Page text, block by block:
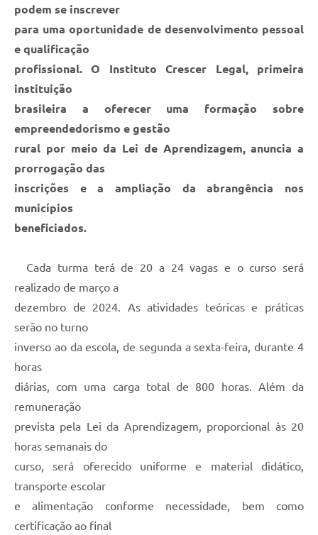
podem se inscrever
para uma oportunidade de desenvolvimento pessoal
e qualificação
profissional. O Instituto Crescer Legal, primeira
instituição
brasileira a oferecer uma formação sobre
empreendedorismo e gestão
rural por meio da Lei de Aprendizagem, anuncia a
prorrogação das
inscrições e a ampliação da abrangência nos
municípios
beneficiados.
Cada turma terá de 20 a 24 vagas e o curso será
realizado de março a
dezembro de 2024. As atividades teóricas e práticas
serão no turno
inverso ao da escola, de segunda a sexta-feira, durante 4
horas
diárias, com uma carga total de 800 horas. Além da
remuneração
prevista pela Lei da Aprendizagem, proporcional às 20
horas semanais do
curso, será oferecido uniforme e material didático,
transporte escolar
e alimentação conforme necessidade, bem como
certificação ao final